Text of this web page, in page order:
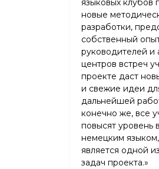
языковых клубов
новые
разработки,
собственный
руководителей и
центров встреч
проекте даст
и свежие идеи
дальнейшей
конечно же, все
повысят уровень
немецким
является одной
задач проекта.»